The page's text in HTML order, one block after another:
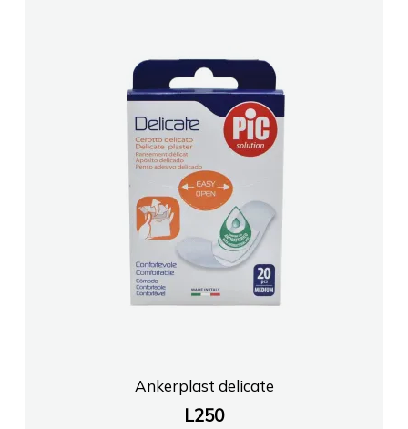
Ankerplast delicate
L250